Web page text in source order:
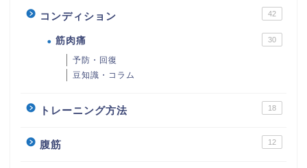
コンディション 42
筋肉痛 30
予防・回復
豆知識・コラム
トレーニング方法 18
腹筋 12